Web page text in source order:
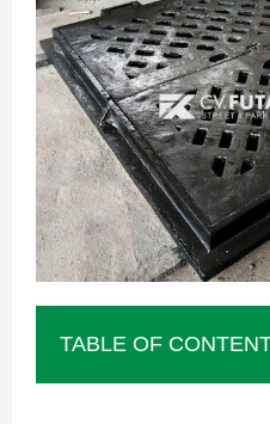
TABLE OF